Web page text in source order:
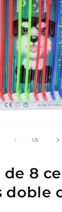
1/
de
5
de 8
doble